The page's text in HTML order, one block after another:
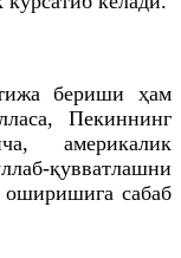
бериши ҳам
Пекиннинг
америкалик
қувватлашни
сабаб